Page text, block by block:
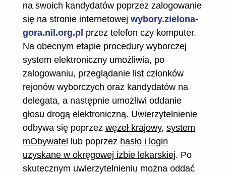
na swoich kandydatów poprzez zalogowanie
się na stronie internetowej wybory.zielona-
gora.nil.org.pl przez telefon czy komputer.
Na obecnym etapie procedury wyborczej
system elektroniczny umożliwia, po
zalogowaniu, przeglądanie list członków
rejonów wyborczych oraz kandydatów na
delegata, a następnie umożliwi oddanie
głosu drogą elektroniczną. Uwierzytelnienie
odbywa się poprzez węzeł krajowy, system
mObywatel
lub poprzez hasło i login
uzyskane w okręgowej izbie lekarskiej. Po
skutecznym uwierzytelnieniu można oddać